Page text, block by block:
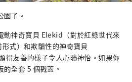
了。
動神奇寶貝 Elekid（對於紅綠世代來
式）和欺騙性的神奇寶貝
得友善的樣子令人心曠神怡。如果你
全套 5 個戳蓋。